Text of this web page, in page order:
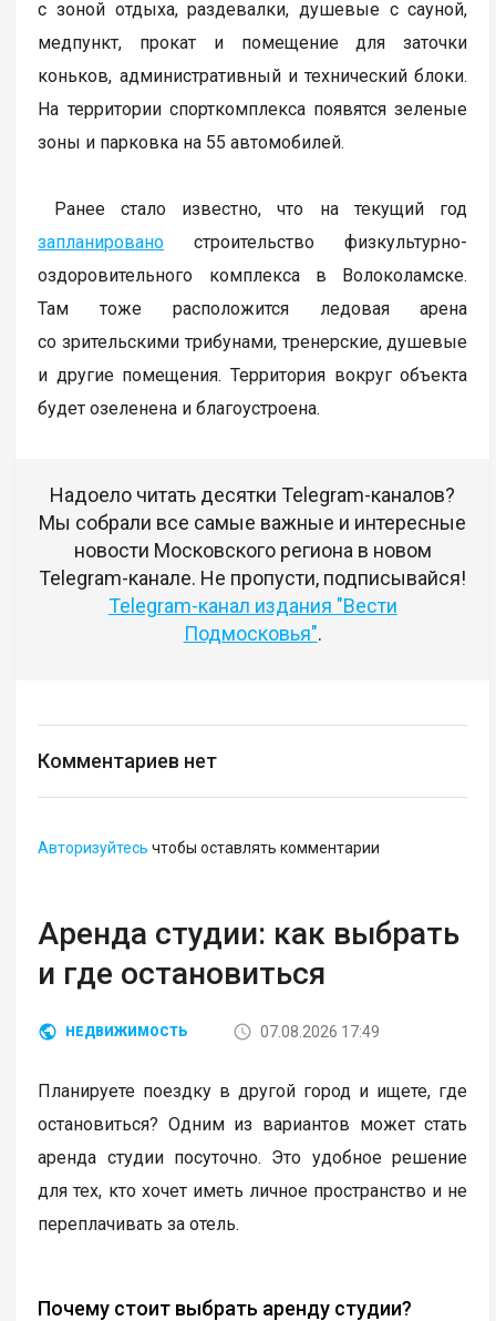
с зоной отдыха, раздевалки, душевые с сауной,
медпункт, прокат и помещение для заточки
коньков, административный и технический блоки.
На территории спорткомплекса появятся зеленые
зоны и парковка на 55 автомобилей.
Ранее стало известно, что на текущий год
запланировано строительство физкультурно-
оздоровительного комплекса в Волоколамске.
Там тоже расположится ледовая арена
со зрительскими трибунами, тренерские, душевые
и другие помещения. Территория вокруг объекта
будет озеленена и благоустроена.
Надоело читать десятки Telegram-каналов?
Мы собрали все самые важные и интересные
новости Московского региона в новом
Telegram-канале. Не пропусти, подписывайся!
Telegram-канал издания "Вести
Подмосковья".
Комментариев нет
Авторизуйтесь чтобы оставлять комментарии
Аренда студии: как выбрать
и где остановиться
НЕДВИЖИМОСТЬ 07.08.2026 17:49
Планируете поездку в другой город и ищете, где
остановиться? Одним из вариантов может стать
аренда студии посуточно. Это удобное решение
для тех, кто хочет иметь личное пространство и не
переплачивать за отель.
Почему стоит выбрать аренду студии?